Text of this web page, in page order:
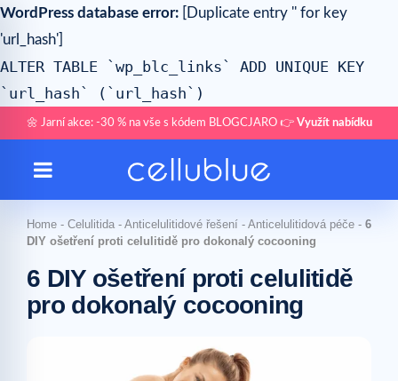
WordPress database error: [Duplicate entry '' for key
'url_hash']
ALTER TABLE `wp_blc_links` ADD UNIQUE KEY
`url_hash` (`url_hash`)
🌼 Jarní akce: -30 % na vše s kódem BLOGCJARO 👉 Využít nabídku
Home - Celulitida - Anticelulitidové řešení - Anticelulitidová péče - 6
DIY ošetření proti celulitidě pro dokonalý cocooning
6 DIY ošetření proti celulitidě
pro dokonalý cocooning